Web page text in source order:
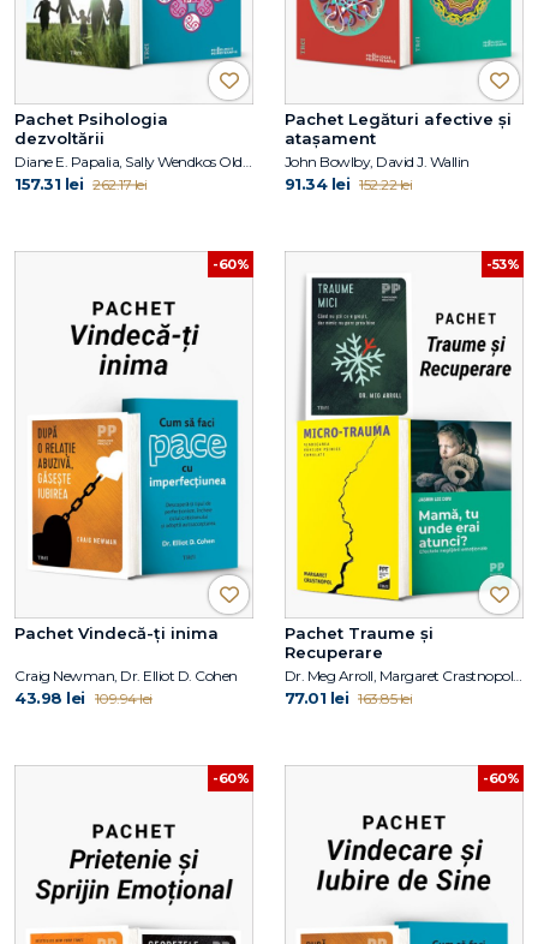
Pachet Psihologia
dezvoltării
157.31 lei 262.17 lei
Pachet Legături afective și
atașament
John Bowlby, David J. Wallin
91.34 lei 152.22 lei
-60%
Pachet Vindecă-ți inima
Craig Newman, Dr. Elliot D. Cohen
43.98 lei 109.94 lei
-53%
Pachet Traume și
Recuperare
77.01 lei 163.85 lei
-60% -60%